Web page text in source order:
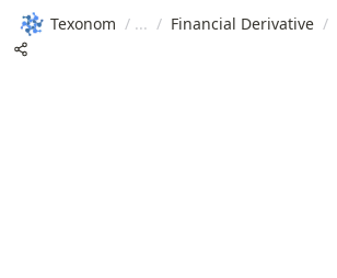
Texonom / / Financial Derivative /